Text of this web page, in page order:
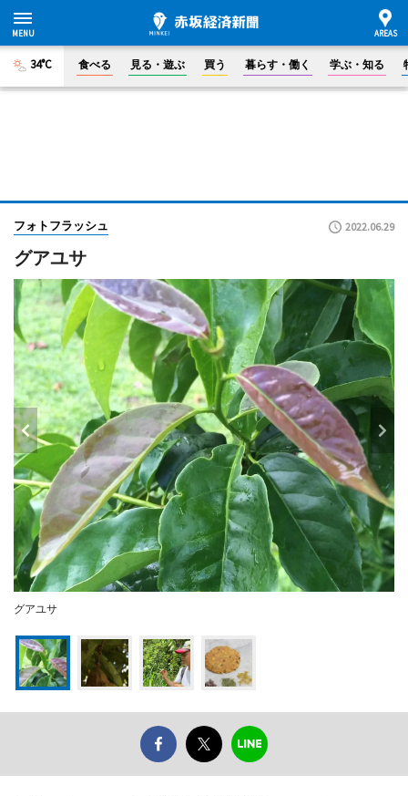
34°C 食べる 見る・遊ぶ 買う 暮らす・働く 学ぶ・知る
フォトフラッシュ 2022.06.29
グアユサ
グアユサ